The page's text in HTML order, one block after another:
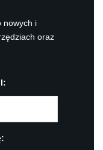
nowych i
oraz